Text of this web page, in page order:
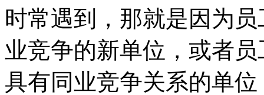
时常遇到，那就是因为
业竞争的新单位，或者
具有同业竞争关系的单